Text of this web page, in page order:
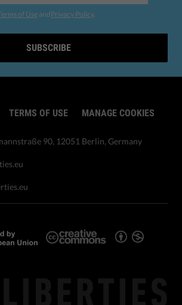
of Use andPrivacy Policy.
SUBSCRIBE
TERMS OF USE MANAGE COOKIES
90, 12051 Berlin, Germany